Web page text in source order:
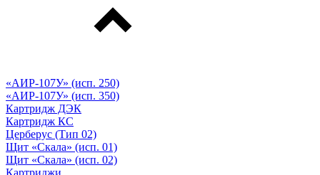
«АИР-107У» (исп. 250)
«АИР-107У» (исп. 350)
Картридж ДЭК
Картридж КС
Церберус (Тип 02)
Щит «Скала» (исп. 01)
Щит «Скала» (исп. 02)
Картриджи